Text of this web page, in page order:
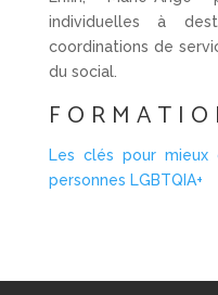
individuelles à
coordinations de
du social.
Les clés pour mieux
personnes LGBTQIA+